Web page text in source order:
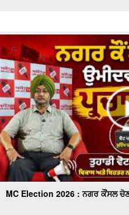
MC Election 2026 : ਨਗਰ ਕੌਂਸਲ